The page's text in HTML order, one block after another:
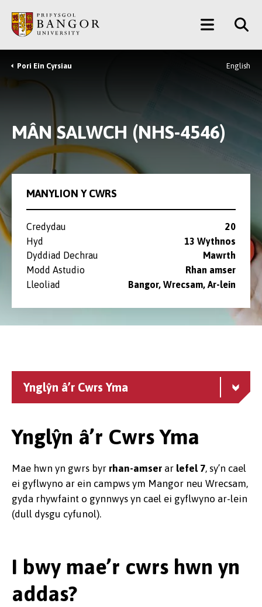
Prif
Gynnwys
Main
Menu
Breadcrumb
Pori Ein Cyrsiau English
MÂN SALWCH (NHS-4546)
MANYLION Y CWRS
Credydau
20
Hyd
13 Wythnos
Dyddiad Dechrau
Mawrth
Modd Astudio
Rhan amser
Lleoliad
Bangor, Wrecsam, ⁠Ar-lein
Ynglŷn â’r Cwrs Yma
Ynglŷn â’r Cwrs Yma
Mae hwn yn gwrs byr rhan-amser ar lefel 7, sy’n cael
ei gyflwyno ar ein campws ym Mangor neu Wrecsam,
gyda rhywfaint o gynnwys yn cael ei gyflwyno ar-lein
(dull dysgu cyfunol).
I bwy mae’r cwrs hwn yn
addas?